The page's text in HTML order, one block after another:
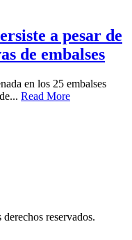
a pesar de
de embalses
en los 25 embalses
Read More
reservados.